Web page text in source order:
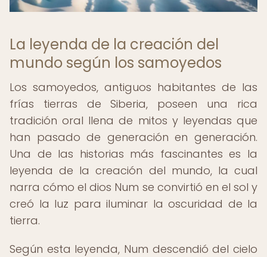
La leyenda de la creación del
mundo según los samoyedos
Los samoyedos, antiguos habitantes de las
frías tierras de Siberia, poseen una rica
tradición oral llena de mitos y leyendas que
han pasado de generación en generación.
Una de las historias más fascinantes es la
leyenda de la creación del mundo, la cual
narra cómo el dios Num se convirtió en el sol y
creó la luz para iluminar la oscuridad de la
tierra.
Según esta leyenda, Num descendió del cielo